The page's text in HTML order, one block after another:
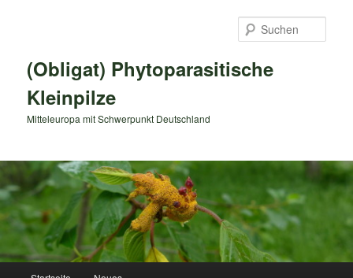
(Obligat) Phytoparasitische
Kleinpilze
Mitteleuropa mit Schwerpunkt Deutschland